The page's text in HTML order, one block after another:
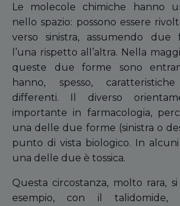
Le molecole chimiche hanno
nello spazio: possono essere
verso sinistra, assumendo due
l’una rispetto all’altra. Nella
queste due forme sono
hanno, spesso, caratteristiche
differenti. Il diverso
importante in farmacologia,
una delle due forme (sinistra o
punto di vista biologico. In alcuni
una delle due è tossica.
Questa circostanza, molto rara,
esempio, con il talidomide,